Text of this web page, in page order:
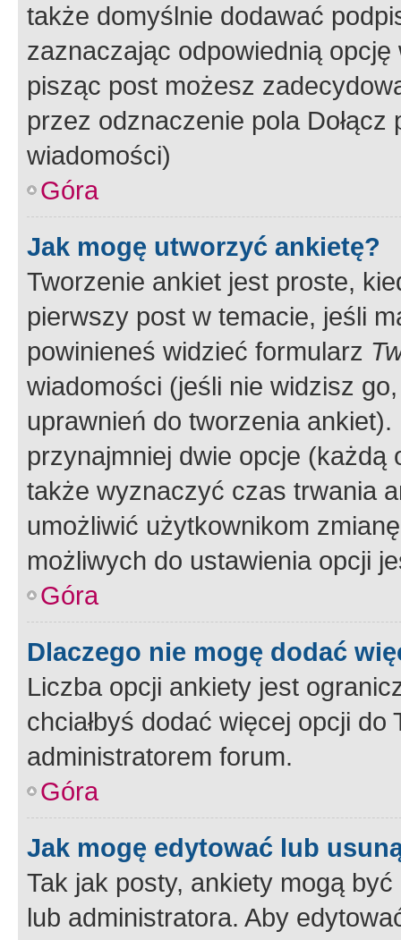
także domyślnie dodawać
zaznaczając odpowiednią
pisząc post możesz
przez odznaczenie pola
wiadomości)
Góra
Jak mogę utworzyć ankietę?
Tworzenie ankiet jest proste,
pierwszy post w temacie, jeśli
powinieneś widzieć formularz
wiadomości (jeśli nie widzisz
uprawnień do tworzenia
przynajmniej dwie opcje
także wyznaczyć czas trwania
umożliwić użytkownikom
możliwych do ustawienia opcji
Góra
Dlaczego nie mogę dodać
Liczba opcji ankiety jest
chciałbyś dodać więcej opcji
administratorem forum.
Góra
Jak mogę edytować lub
Tak jak posty, ankiety mogą
lub administratora. Aby